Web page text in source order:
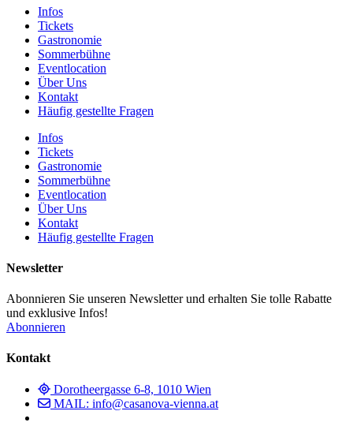
Infos
Tickets
Gastronomie
Sommerbühne
Eventlocation
Über Uns
Kontakt
Häufig gestellte Fragen
Infos
Tickets
Gastronomie
Sommerbühne
Eventlocation
Über Uns
Kontakt
Häufig gestellte Fragen
Newsletter
Abonnieren Sie unseren Newsletter und erhalten Sie tolle Rabatte
und exklusive Infos!
Abonnieren
Kontakt
Dorotheergasse 6-8, 1010 Wien
MAIL: info@casanova-vienna.at